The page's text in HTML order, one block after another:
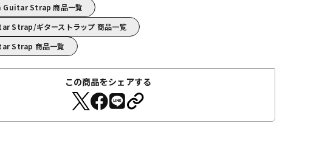
Guitar Strap 商品一覧
Strap/ギターストラップ 商品一覧
Strap 商品一覧
この商品をシェアする